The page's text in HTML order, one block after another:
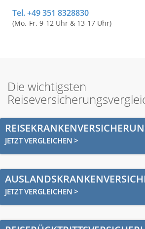
Tel. +49 351 8328830
(Mo.-Fr. 9-12 Uhr & 13-17 Uhr)
Die wichtigsten
JETZT VERGLEICHEN >
JETZT VERGLEICHEN >